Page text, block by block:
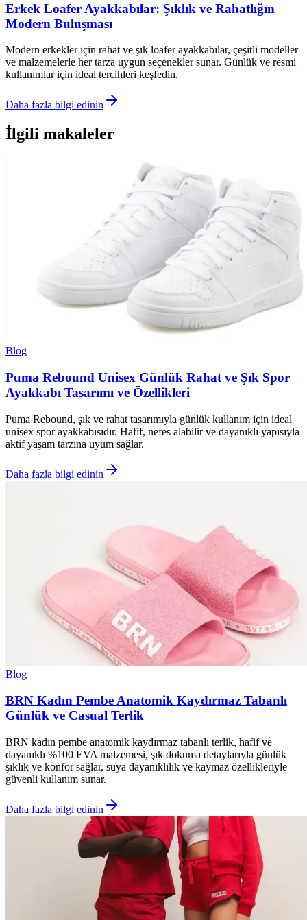
Erkek Loafer Ayakkabılar: Şıklık ve Rahatlığın
Modern Buluşması
Modern erkekler için rahat ve şık loafer ayakkabılar, çeşitli modeller
ve malzemelerle her tarza uygun seçenekler sunar. Günlük ve resmi
kullanımlar için ideal tercihleri keşfedin.
Daha fazla bilgi edinin
İlgili makaleler
Blog
Puma Rebound Unisex Günlük Rahat ve Şık Spor
Ayakkabı Tasarımı ve Özellikleri
Puma Rebound, şık ve rahat tasarımıyla günlük kullanım için ideal
unisex spor ayakkabısıdır. Hafif, nefes alabilir ve dayanıklı yapısıyla
aktif yaşam tarzına uyum sağlar.
Daha fazla bilgi edinin
Blog
BRN Kadın Pembe Anatomik Kaydırmaz Tabanlı
Günlük ve Casual Terlik
BRN kadın pembe anatomik kaydırmaz tabanlı terlik, hafif ve
dayanıklı %100 EVA malzemesi, şık dokuma detaylarıyla günlük
şıklık ve konfor sağlar, suya dayanıklılık ve kaymaz özellikleriyle
güvenli kullanım sunar.
Daha fazla bilgi edinin